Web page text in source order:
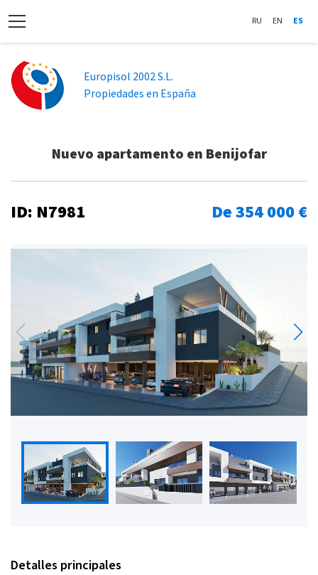
RU EN ES
Europisol 2002 S.L.
Propiedades en España
Nuevo apartamento en Benijofar
ID: N7981 De 354 000 €
Detalles principales